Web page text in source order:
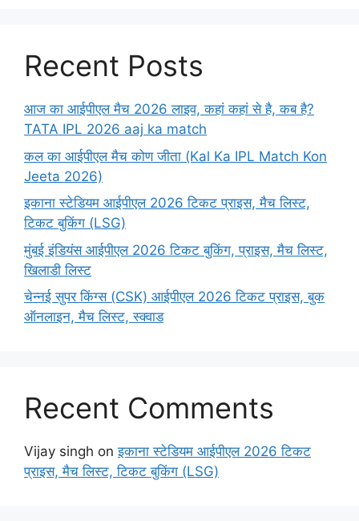
Recent Posts
आज का आईपीएल मैच 2026 लाइव, कहां कहां से है, कब है?
TATA IPL 2026 aaj ka match
कल का आईपीएल मैच कोण जीता (Kal Ka IPL Match Kon
Jeeta 2026)
इकाना स्टेडियम आईपीएल 2026 टिकट प्राइस, मैच लिस्ट,
टिकट बुकिंग (LSG)
मुंबई इंडियंस आईपीएल 2026 टिकट बुकिंग, प्राइस, मैच लिस्ट,
खिलाडी लिस्ट
चेन्नई सुपर किंग्स (CSK) आईपीएल 2026 टिकट प्राइस, बुक
ऑनलाइन, मैच लिस्ट, स्क्वाड
Recent Comments
Vijay singh onइकाना स्टेडियम आईपीएल 2026 टिकट
प्राइस, मैच लिस्ट, टिकट बुकिंग (LSG)